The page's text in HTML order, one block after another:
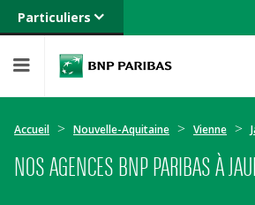
Particuliers
Banque privée
Entreprises
Accueil Nouvelle-Aquitaine Vienne
NOS AGENCES BNP PARIBAS À